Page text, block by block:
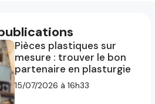
Pièces plastiques sur
mesure : trouver le bon
partenaire en plasturgie
15/07/2026 à 16h33